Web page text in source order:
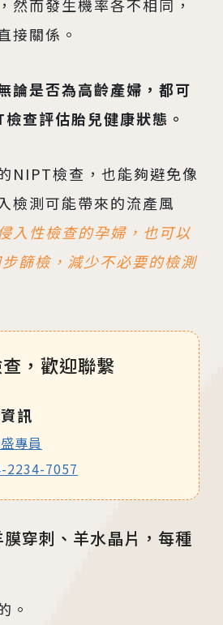
然而發生機率各不相同，
接關係。
論是否為高齡產婦，都可
查評估胎兒健康狀態。
NIPT檢查，也能夠避免像
檢測可能帶來的流產風
入性檢查的孕婦，也可以
篩檢，減少不必要的檢測
，歡迎聯繫
訊
專員
2234-7057
穿刺、羊水晶片，每種
。